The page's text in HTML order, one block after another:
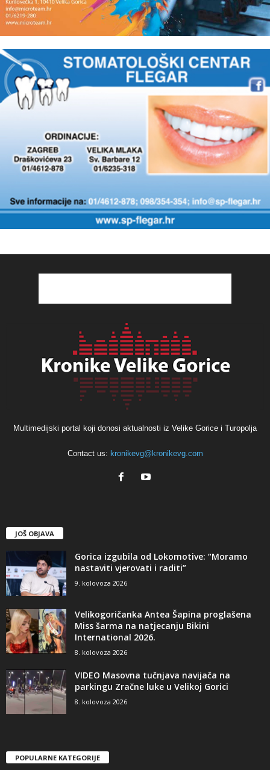
Multimedijski portal koji donosi aktualnosti iz Velike Gorice i Turopolja
Contact us: kronikevg@kronikevg.com
JOŠ OBJAVA
Gorica izgubila od Lokomotive: “Moramo
nastaviti vjerovati i raditi”
9. kolovoza 2026
Velikogoričanka Antea Šapina proglašena
Miss šarma na natjecanju Bikini
International 2026.
8. kolovoza 2026
VIDEO Masovna tučnjava navijača na
parkingu Zračne luke u Velikoj Gorici
8. kolovoza 2026
POPULARNE KATEGORIJE